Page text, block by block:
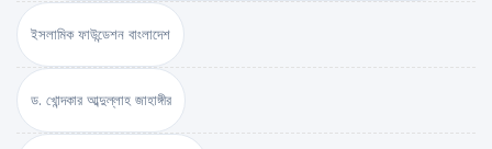
ইসলামিক ফাউন্ডেশন বাংলাদেশ
ড. খোন্দকার আব্দুল্লাহ জাহাঙ্গীর